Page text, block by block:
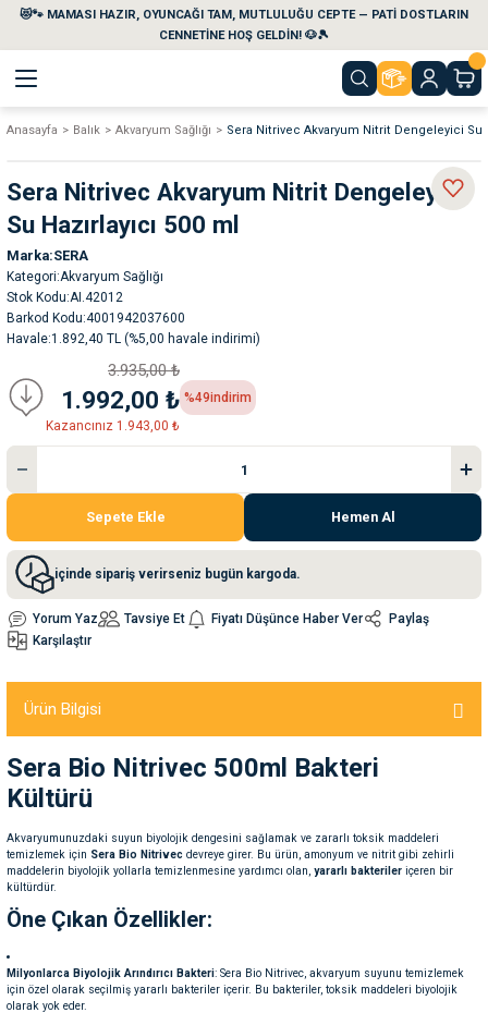
😻🐾 MAMASI HAZIR, OYUNCAĞI TAM, MUTLULUĞU CEPTE — PATİ DOSTLARIN
CENNETİNE HOŞ GELDİN! 🐶🎾
Geri Dön
Temizlik
Geri Dön
Temizlik Ürünleri
Su Kabları
Kemikleri
Geri Dön
Geri Dön
Geri Dön
Geri Dön
Anasayfa Balık Akvaryum Sağlığı Sera Nitrivec Akvaryum Nitrit Dengeleyici Su
Sera Nitrivec Akvaryum Nitrit Dengeleyici
Su Hazırlayıcı 500 ml
Marka SERA
Kategori Akvaryum Sağlığı
Stok Kodu AI.42012
Barkod Kodu 4001942037600
Havale 1.892,40 TL (%5,00 havale indirimi)
3.935,00 ₺
1.992,00 ₺
Kazancınız 1.943,00 ₺
%49indirim
Sepete Ekle Hemen Al
içinde sipariş verirseniz bugün kargoda.
Yorum Yaz Tavsiye Et Fiyatı Düşünce Haber Ver
Paylaş
Karşılaştır
Ürün Bilgisi
Sera Bio Nitrivec 500ml Bakteri
Kültürü
Akvaryumunuzdaki suyun biyolojik dengesini sağlamak ve zararlı toksik maddeleri
temizlemek için Sera Bio Nitrivec devreye girer. Bu ürün, amonyum ve nitrit gibi zehirli
maddelerin biyolojik yollarla temizlenmesine yardımcı olan, yararlı bakteriler içeren bir
kültürdür.
Öne Çıkan Özellikler:
Milyonlarca Biyolojik Arındırıcı Bakteri: Sera Bio Nitrivec, akvaryum suyunu temizlemek
için özel olarak seçilmiş yararlı bakteriler içerir. Bu bakteriler, toksik maddeleri biyolojik
olarak yok eder.